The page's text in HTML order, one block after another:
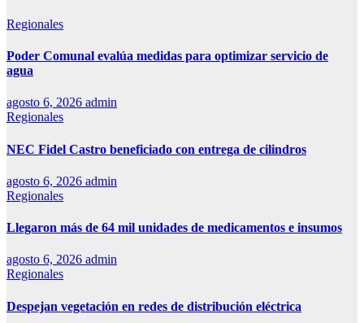
Regionales
Poder Comunal evalúa medidas para optimizar servicio de
agua
agosto 6, 2026 admin
Regionales
NEC Fidel Castro beneficiado con entrega de cilindros
agosto 6, 2026 admin
Regionales
Llegaron más de 64 mil unidades de medicamentos e insumos
agosto 6, 2026 admin
Regionales
Despejan vegetación en redes de distribución eléctrica